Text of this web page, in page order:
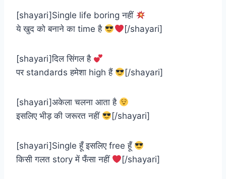
[shayari]Single life boring नहीं
ये खुद को बनाने का time है
[/shayari]
[shayari]दिल सिंगल है
पर standards हमेशा high हैं
[/shayari]
[shayari]अकेला चलना आता है
इसलिए भीड़ की जरूरत नहीं
[/shayari]
[shayari]Single हूँ इसलिए free हूँ
किसी गलत story में फँसा नहीं
[/shayari]